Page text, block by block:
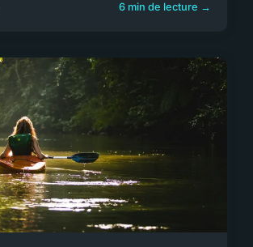
6 min de lecture →